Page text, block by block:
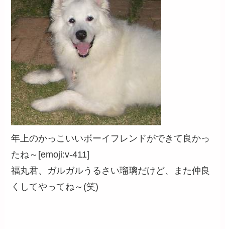
年上のかっこいいボーイフレンドができて良かっ
たね～[emoji:v-411]
福丸君、ガルガルうるさい瑠璃だけど、また仲良
くしてやってね～(笑)